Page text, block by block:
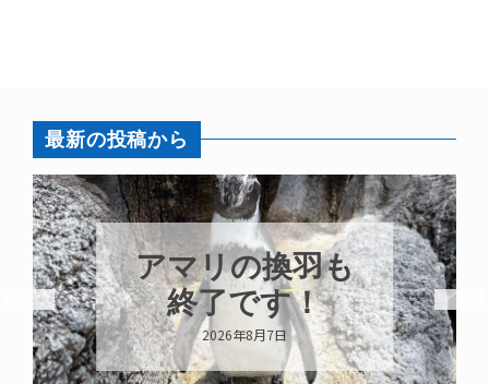
最新の投稿から
マリの換羽も
終了です！
2026年8月7日
トビ